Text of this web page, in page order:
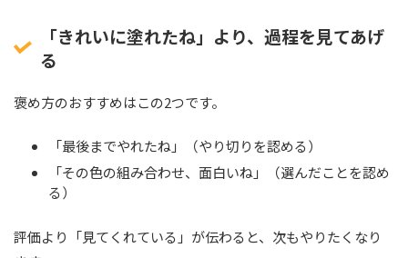
「きれいに塗れたね」より、過程を見てあげ
る
褒め方のおすすめはこの2つです。
「最後までやれたね」（やり切りを認める）
「その色の組み合わせ、面白いね」（選んだことを認め
る）
評価より「見てくれている」が伝わると、次もやりたくなり